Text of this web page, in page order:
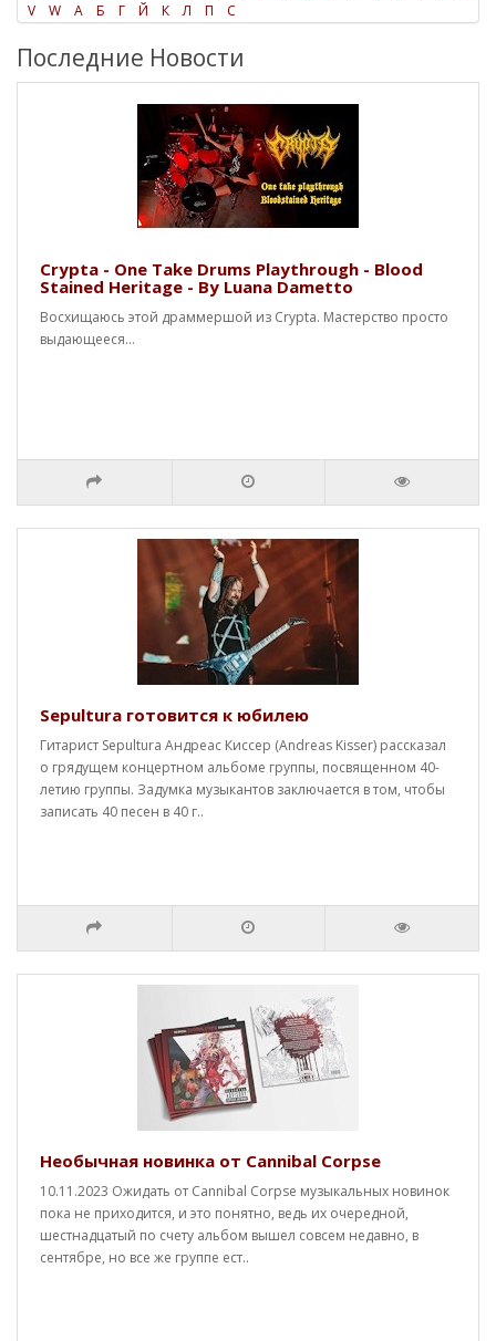
V
W А Б Г Й К Л П С
Последние Новости
Crypta - One Take Drums Playthrough - Blood
Stained Heritage - By Luana Dametto
Восхищаюсь этой драммершой из Crypta. Мастерство просто
выдающееся...
Sepultura готовится к юбилею
Гитарист Sepultura Андреас Киссер (Andreas Kisser) рассказал
о грядущем концертном альбоме группы, посвященном 40-
летию группы. Задумка музыкантов заключается в том, чтобы
записать 40 песен в 40 г..
Необычная новинка от Cannibal Corpse
10.11.2023 Ожидать от Cannibal Corpse музыкальных новинок
пока не приходится, и это понятно, ведь их очередной,
шестнадцатый по счету альбом вышел совсем недавно, в
сентябре, но все же группе ест..